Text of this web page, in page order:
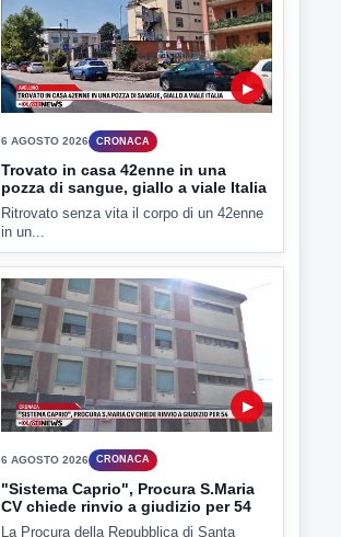
▶
Trovato in casa 42enne in una
pozza di sangue, giallo a viale Italia
Ritrovato senza vita il corpo di un 42enne
in un...
▶
"Sistema Caprio", Procura S.Maria
CV chiede rinvio a giudizio per 54
La Procura della Repubblica di Santa
Capua Vetere chiude le...